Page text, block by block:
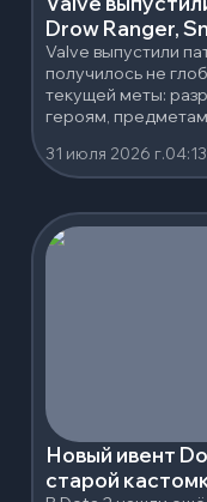
Drow Ranger,
Valve выпустили
получилось не
текущей меты:
героям,
31 июля 2026 г.04:13
Новый ивент
старой